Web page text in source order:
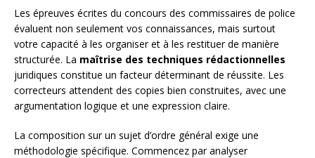
Les épreuves écrites du concours des commissaires de police
évaluent non seulement vos connaissances, mais surtout
votre capacité à les organiser et à les restituer de manière
structurée. La maîtrise des techniques rédactionnelles
juridiques constitue un facteur déterminant de réussite. Les
correcteurs attendent des copies bien construites, avec une
argumentation logique et une expression claire.
La composition sur un sujet d’ordre général exige une
méthodologie spécifique. Commencez par analyser